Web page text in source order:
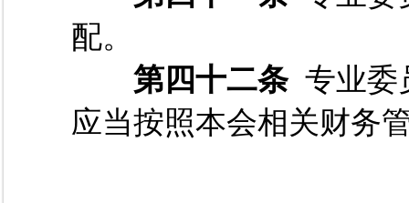
配。
第四十二条专业委
应当按照本会相关财务